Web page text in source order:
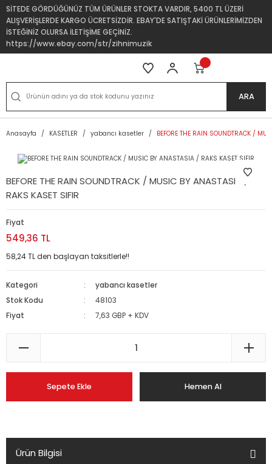
SİTEDE GÖRDÜĞÜNÜZ TÜM ÜRÜNLER STOKTA VARDIR, 5400 TL ÜZERİ
ALIŞVERİŞLERDE KARGO ÜCRETSİZDİR. EBAY'DE SATIŞTAKİ ÜRÜNLERİMİZDEN
İSTEĞİNİZ OLURSA İLETİŞİME GEÇİNİZ.
https://www.ebay.com/str/zihnimuzik
ARA
Anasayfa KASETLER yabancı kasetler BEFORE THE RAIN SOUNDTRACK /
BEFORE THE RAIN SOUNDTRACK / MUSIC BY ANASTASIA /
RAKS KASET SIFIR
Fiyat
549,36 TL
58,24 TL den başlayan taksitlerle!!
Kategori
yabancı kasetler
Stok Kodu
48103
Fiyat
7,63 GBP + KDV
Sepete Ekle Hemen Al
Ürün Bilgisi